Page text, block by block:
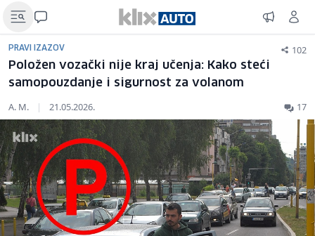
PRAVI IZAZOV 102
Položen vozački nije kraj učenja: Kako steći
samopouzdanje i sigurnost za volanom
A. M. | 21.05.2026. 17